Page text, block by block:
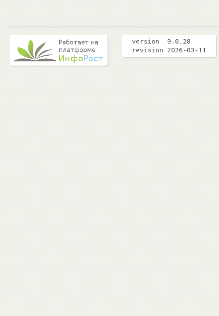
version 9.0.28
revision 2026-03-11